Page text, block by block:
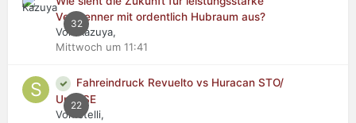
32
Verbrenner mit ordentlich Hubraum aus?
Von Kazuya,
Mittwoch um 11:41
22
Fahreindruck Revuelto vs Huracan STO/
Urus SE
Von stelli,